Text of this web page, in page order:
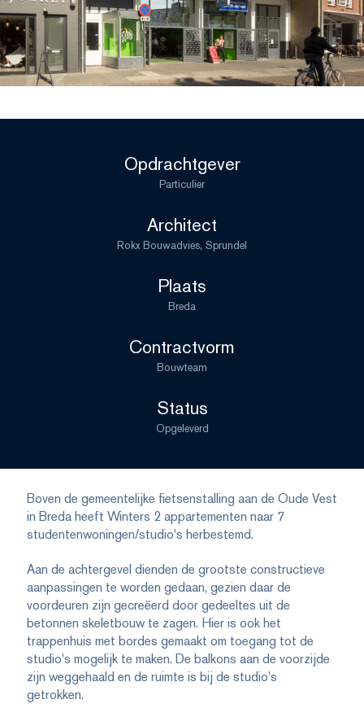
Opdrachtgever
Particulier
Architect
Rokx Bouwadvies, Sprundel
Plaats
Breda
Contractvorm
Bouwteam
Status
Opgeleverd
Boven de gemeentelijke fietsenstalling aan de Oude Vest
in Breda heeft Winters 2 appartementen naar 7
studentenwoningen/studio's herbestemd.
Aan de achtergevel dienden de grootste constructieve
aanpassingen te worden gedaan, gezien daar de
voordeuren zijn gecreëerd door gedeeltes uit de
betonnen skeletbouw te zagen. Hier is ook het
trappenhuis met bordes gemaakt om toegang tot de
studio's mogelijk te maken. De balkons aan de voorzijde
zijn weggehaald en de ruimte is bij de studio's
getrokken.